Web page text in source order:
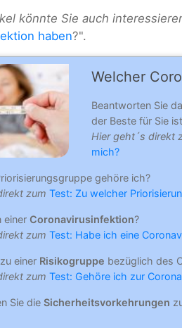
könnte Sie auch
haben?".
Welcher
Beantworten Sie
der Beste für Sie
Hier geht´s direkt
mich?
gehöre ich?
zum Test: Zu welcher
einer Coronavirusinfektion?
zum Test: Habe ich eine
einer Risikogruppe bezüglich des
zum Test: Gehöre ich zur
Sie die Sicherheitsvorkehrungen